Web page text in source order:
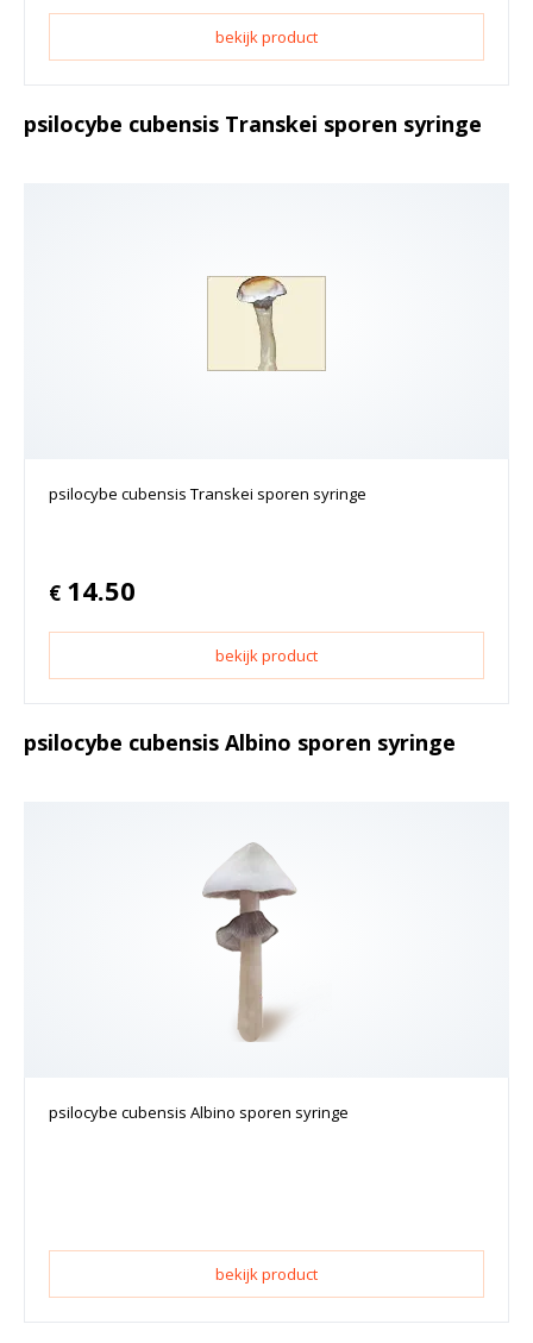
bekijk product
psilocybe cubensis Transkei sporen syringe
psilocybe cubensis Transkei sporen syringe
€ 14.50
bekijk product
psilocybe cubensis Albino sporen syringe
psilocybe cubensis Albino sporen syringe
bekijk product